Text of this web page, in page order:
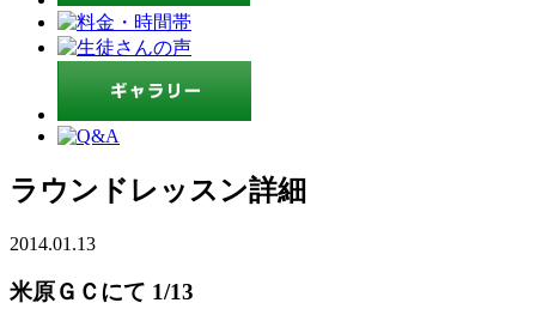
ラウンドレッスン詳細
2014.01.13
米原ＧＣにて 1/13